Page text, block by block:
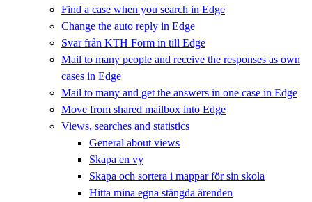
Find a case when you search in Edge
Change the auto reply in Edge
Svar från KTH Form in till Edge
Mail to many people and receive the responses as own
cases in Edge
Mail to many and get the answers in one case in Edge
Move from shared mailbox into Edge
Views, searches and statistics
General about views
Skapa en vy
Skapa och sortera i mappar för sin skola
Hitta mina egna stängda ärenden